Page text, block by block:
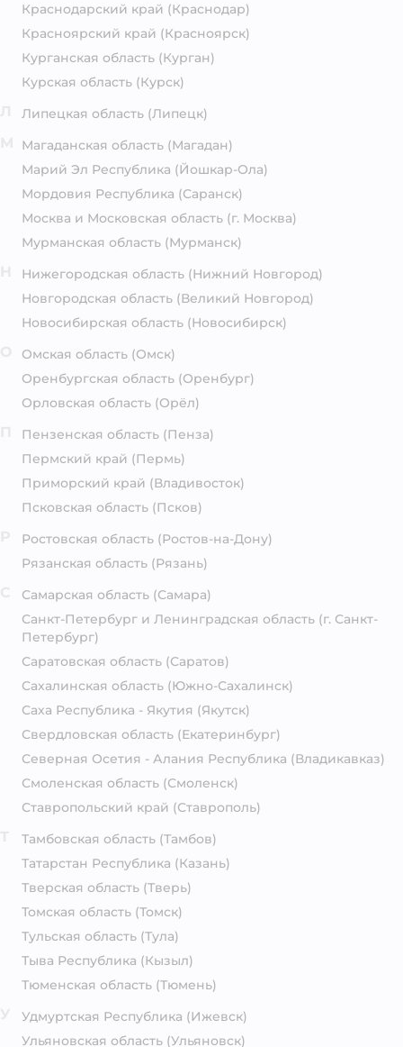
Краснодарский край (Краснодар)
Красноярский край (Красноярск)
Курганская область (Курган)
Курская область (Курск)
Липецкая область (Липецк)
Магаданская область (Магадан)
Марий Эл Республика (Йошкар-Ола)
Мордовия Республика (Саранск)
Москва и Московская область (г. Москва)
Мурманская область (Мурманск)
Нижегородская область (Нижний Новгород)
Новгородская область (Великий Новгород)
Новосибирская область (Новосибирск)
Омская область (Омск)
Оренбургская область (Оренбург)
Орловская область (Орёл)
Пензенская область (Пенза)
Пермский край (Пермь)
Приморский край (Владивосток)
Псковская область (Псков)
Ростовская область (Ростов-на-Дону)
Рязанская область (Рязань)
Самарская область (Самара)
Санкт-Петербург и Ленинградская область (г. Санкт-
Петербург)
Саратовская область (Саратов)
Сахалинская область (Южно-Сахалинск)
Саха Республика - Якутия (Якутск)
Свердловская область (Екатеринбург)
Северная Осетия - Алания Республика (Владикавказ)
Смоленская область (Смоленск)
Ставропольский край (Ставрополь)
Тамбовская область (Тамбов)
Татарстан Республика (Казань)
Тверская область (Тверь)
Томская область (Томск)
Тульская область (Тула)
Тыва Республика (Кызыл)
Тюменская область (Тюмень)
Удмуртская Республика (Ижевск)
Ульяновская область (Ульяновск)